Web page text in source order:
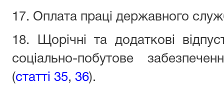
17. Оплата праці державного
18. Щорічні та додаткові
соціально-побутове
(статті 35, 36).